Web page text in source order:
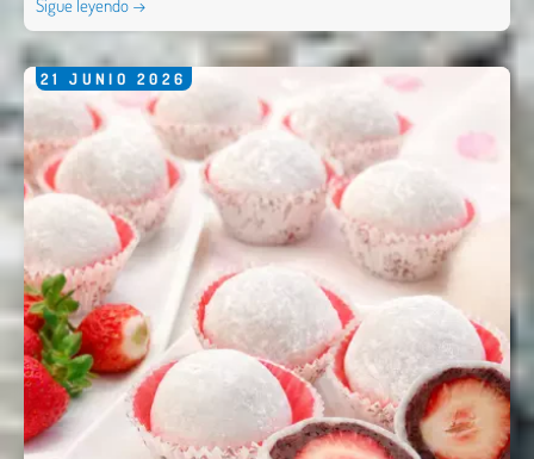
Sigue leyendo →
21 JUNIO 2026